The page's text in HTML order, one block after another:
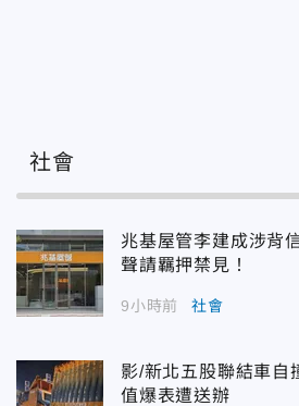
社會
兆基屋管李建成涉背
聲請羈押禁見！
9小時前 社會
影/新北五股聯結車
值爆表遭送辦